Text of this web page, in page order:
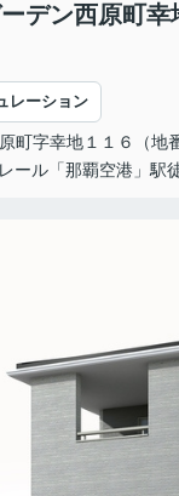
デン西原町幸
レーション
町字幸地 １１６（地
ール「那覇空港」駅